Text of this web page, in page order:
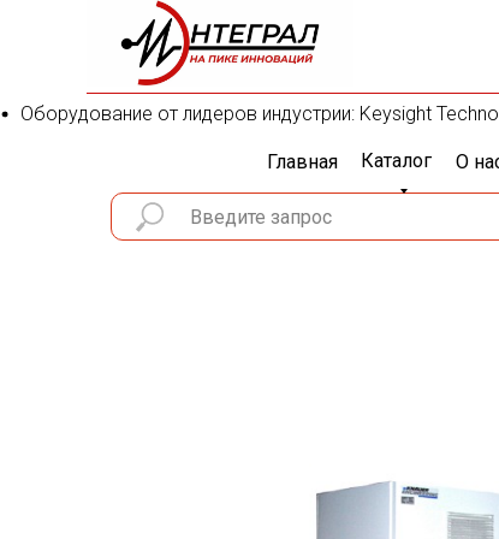
Оборудование от лидеров индустрии: Keysight
Главная Каталог О